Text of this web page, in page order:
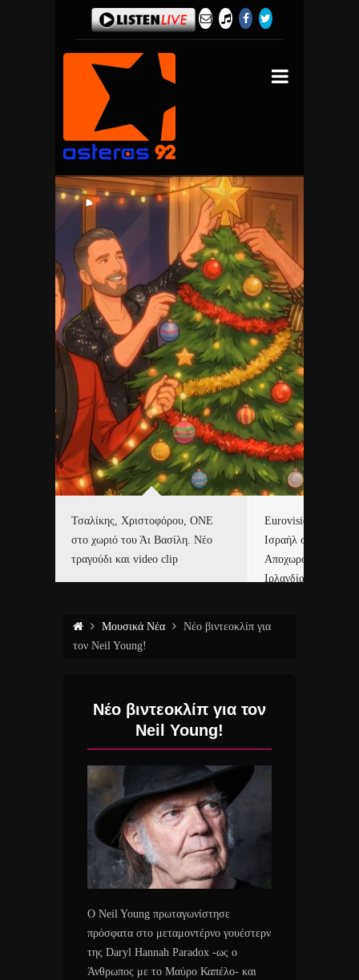
Τσαλίκης, Χριστοφόρου, ONE
στο χωριό του Άι Βασίλη. Νέο
τραγούδι και video clip
Eurovision 2026.
Ισραήλ στον
Αποχωρούν
Ιρλανδία και
Μουσικά Νέα
Νέο βιντεοκλίπ για
τον Neil Young!
Νέο βιντεοκλίπ για τον
Neil Young!
Ο Neil Young πρωταγωνίστησε
πρόσφατα στο μεταμοντέρνο γουέστερν
της Daryl Hannah Paradox -ως ο
Άνθρωπος με το Μαύρο Καπέλο- και